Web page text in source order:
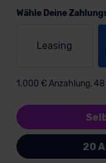
Wähle Deine
Leasing
1.000 € Anzahlung,
20